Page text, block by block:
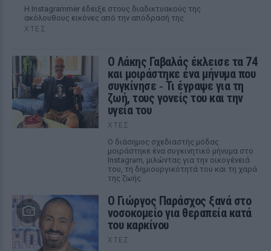
Η Instagrammer έδειξε στους διαδικτυακούς της
ακόλουθους εικόνες από την απόδρασή της
ΧΤΕΣ
Ο Λάκης Γαβαλάς έκλεισε τα 74
και μοιράστηκε ένα μήνυμα που
συγκίνησε ‑ Τι έγραψε για τη
ζωή, τους γονείς του και την
υγεία του
ΧΤΕΣ
Ο διάσημος σχεδιαστής μόδας
μοιράστηκε ένα συγκινητικό μήνυμα στο
Instagram, μιλώντας για την οικογένειά
του, τη δημιουργικότητά του και τη χαρά
της ζωής.
O Γιώργος Παράσχος ξανά στο
νοσοκομείο για θεραπεία κατά
του καρκίνου
ΧΤΕΣ